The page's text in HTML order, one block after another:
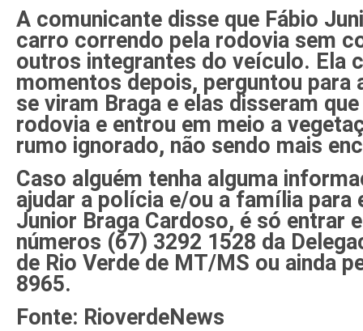
A comunicante disse que Fábio
carro correndo pela rodovia sem
outros integrantes do veículo. Ela
momentos depois, perguntou para
se viram Braga e elas disseram
rodovia e entrou em meio a
rumo ignorado, não sendo mais
Caso alguém tenha alguma
ajudar a polícia e/ou a família para
Junior Braga Cardoso, é só entrar
números (67) 3292 1528 da
de Rio Verde de MT/MS ou ainda
8965.
Fonte: RioverdeNews